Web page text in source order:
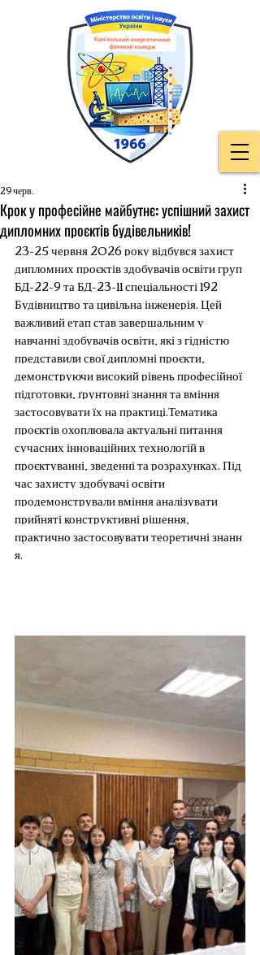
Крок у професійне майбутнє: успішний захист
дипломних проєктів будівельників!
29 черв.
23-25 червня 2026 року відбувся захист
дипломних проєктів здобувачів освіти груп
БД-22-9 та БД-23-11 спеціальності 192
Будівництво та цивільна інженерія. Цей
важливий етап став завершальним у
навчанні здобувачів освіти, які з гідністю
представили свої дипломні проєкти,
демонструючи високий рівень професійної
підготовки, ґрунтовні знання та вміння
застосовувати їх на практиці.Тематика
проєктів охоплювала актуальні питання
сучасних інноваційних технологій в
проєктуванні, зведенні та розрахунках. Під
час захисту здобувачі освіти
продемонстрували вміння аналізувати
прийняті конструктивні рішення,
практично застосовувати теоретичні знанн
я.